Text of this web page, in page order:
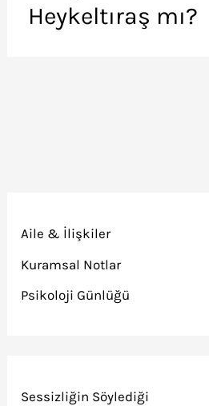
Aile & İlişkiler
Kuramsal Notlar
Psikoloji Günlüğü
Sessizliğin Söylediği
Heykeltıraş mı?